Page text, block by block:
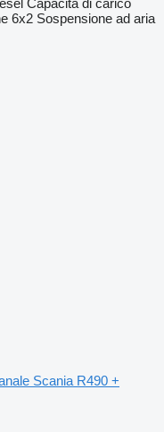
Capacità di carico
6x2 Sospensione ad aria
Scania R490 +